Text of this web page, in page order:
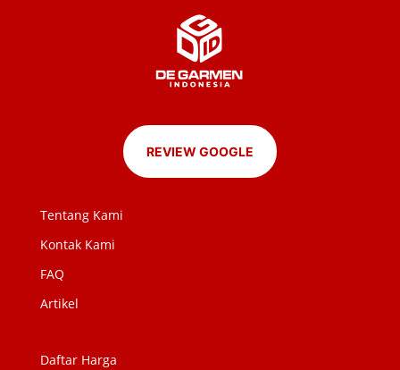
REVIEW GOOGLE
Tentang Kami
Kontak Kami
FAQ
Artikel
Daftar Harga